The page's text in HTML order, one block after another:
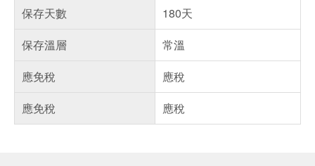
保存天數
180天
保存溫層
常溫
應免稅
應稅
應免稅
應稅